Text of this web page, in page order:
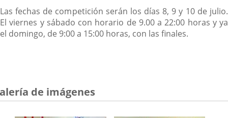
Las fechas de competición serán los días 8, 9 y 10 de julio.
El viernes y sábado con horario de 9.00 a 22:00 horas y ya
el domingo, de 9:00 a 15:00 horas, con las finales.
de imágenes